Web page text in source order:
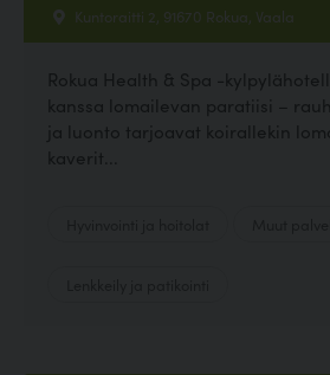
Kuntoraitti 2, 91670 Rokua, Vaala
Rokua Health & Spa -
kanssa lomailevan paratiisi –
ja luonto tarjoavat koirallekin
kaverit...